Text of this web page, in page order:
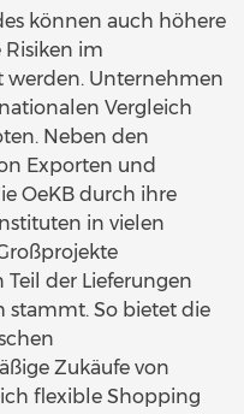
können auch höhere
im
werden. Unternehmen
Vergleich
Neben den
Exporten und
OeKB durch ihre
in vielen
der Lieferungen
stammt. So bietet die
Zukäufe von
flexible Shopping